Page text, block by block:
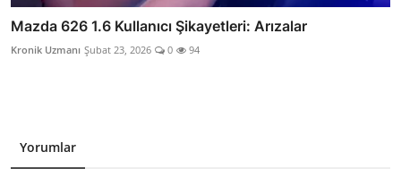
Mazda 626 1.6 Kullanıcı Şikayetleri: Arızalar
Kronik Uzmanı Şubat 23, 2026 0 94
Yorumlar